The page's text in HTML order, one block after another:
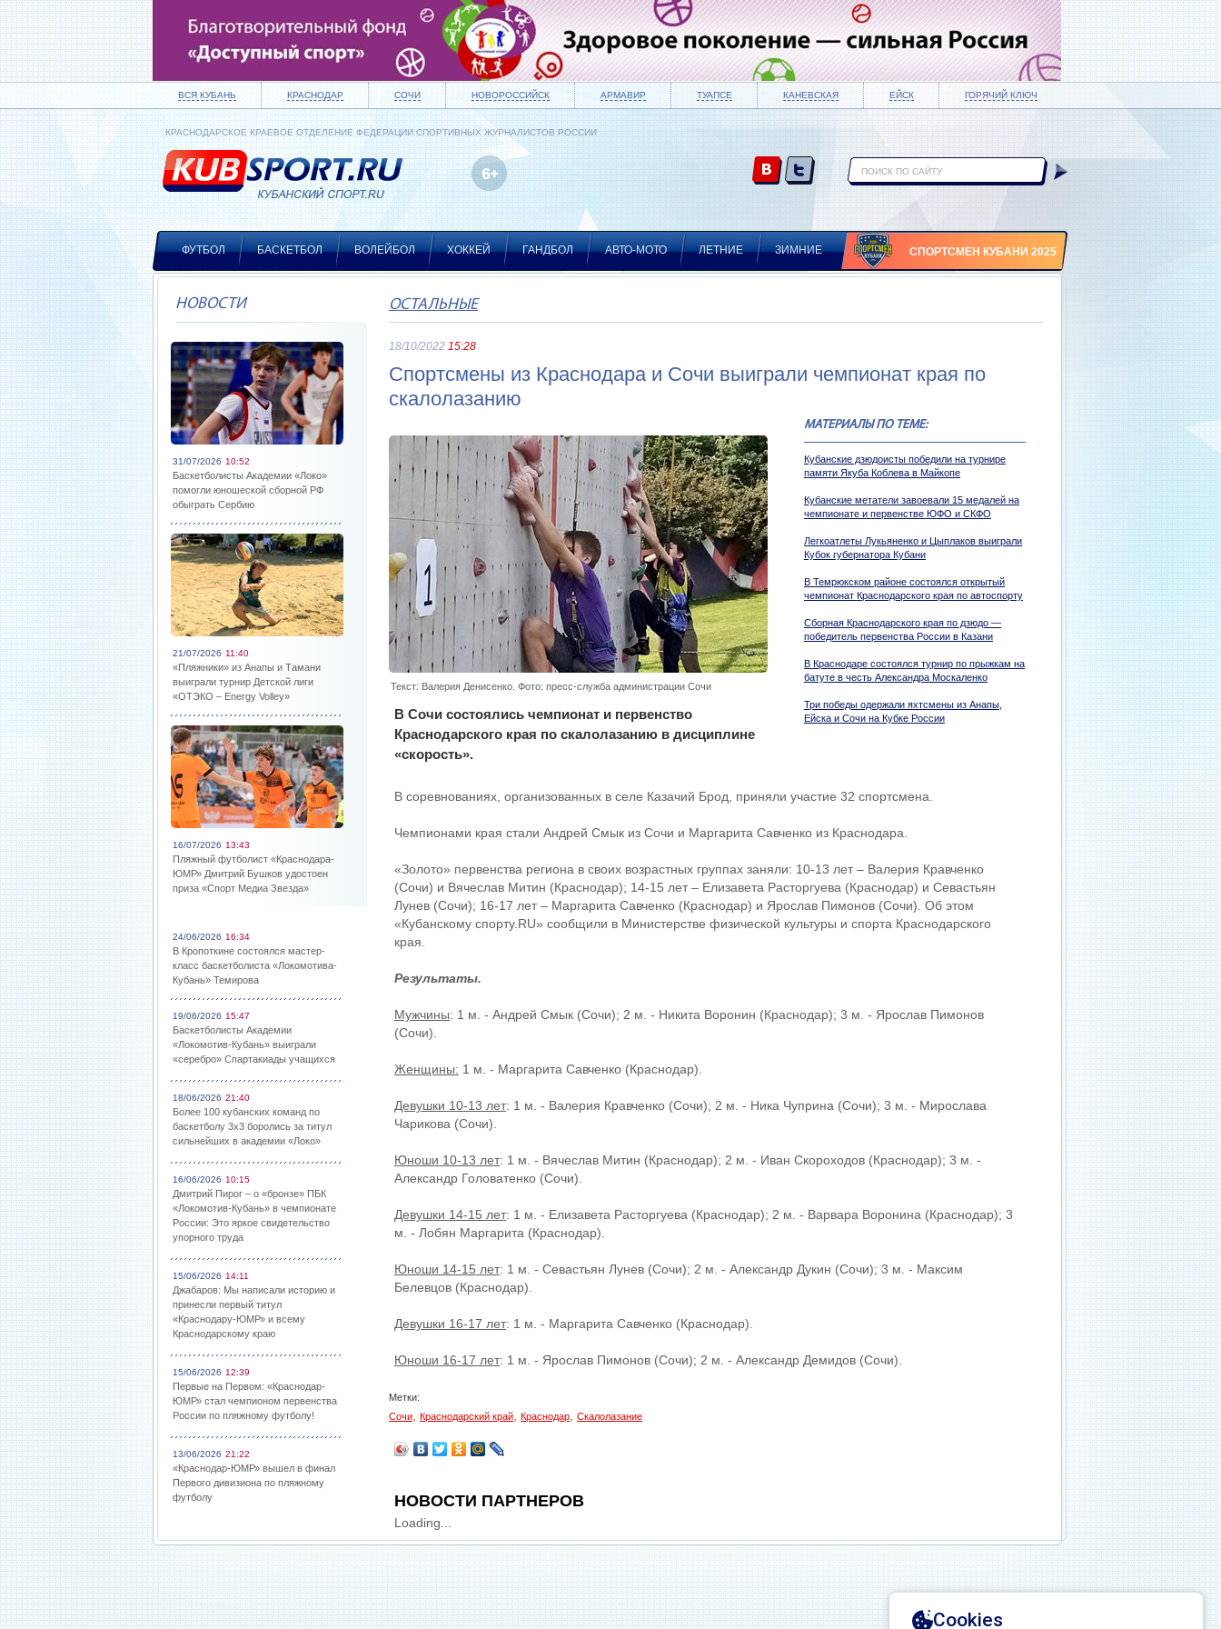
ВСЯ КУБАНЬ КРАСНОДАР СОЧИ НОВОРОССИЙСК АРМАВИР ТУАПСЕ КАНЕВСКАЯ ЕЙСК ГОРЯЧИЙ КЛЮЧ
КРАСНОДАРСКОЕ КРАЕВОЕ ОТДЕЛЕНИЕ ФЕДЕРАЦИИ СПОРТИВНЫХ ЖУРНАЛИСТОВ РОССИИ
ФУТБОЛ БАСКЕТБОЛ ВОЛЕЙБОЛ ХОККЕЙ ГАНДБОЛ АВТО-МОТО ЛЕТНИЕ ЗИМНИЕ СПОРТСМЕН КУБАНИ 2025
НОВОСТИ
31/07/2026 10:52
Баскетболисты Академии «Локо»
помогли юношеской сборной РФ
обыграть Сербию
21/07/2026 11:40
«Пляжники» из Анапы и Тамани
выиграли турнир Детской лиги
«ОТЭКО – Energy Volley»
16/07/2026 13:43
Пляжный футболист «Краснодара-
ЮМР» Дмитрий Бушков удостоен
приза «Спорт Медиа Звезда»
24/06/2026 16:34
В Кропоткине состоялся мастер-
класс баскетболиста «Локомотива-
Кубань» Темирова
19/06/2026 15:47
Баскетболисты Академии
«Локомотив-Кубань» выиграли
«серебро» Спартакиады учащихся
18/06/2026 21:40
Более 100 кубанских команд по
баскетболу 3х3 боролись за титул
сильнейших в академии «Локо»
16/06/2026 10:15
Дмитрий Пирог – о «бронзе» ПБК
«Локомотив-Кубань» в чемпионате
России: Это яркое свидетельство
упорного труда
15/06/2026 14:11
Джабаров: Мы написали историю и
принесли первый титул
«Краснодару-ЮМР» и всему
Краснодарскому краю
15/06/2026 12:39
Первые на Первом: «Краснодар-
ЮМР» стал чемпионом первенства
России по пляжному футболу!
13/06/2026 21:22
«Краснодар-ЮМР» вышел в финал
Первого дивизиона по пляжному
футболу
ОСТАЛЬНЫЕ
18/10/2022 15:28
Спортсмены из Краснодара и Сочи выиграли чемпионат края по
скалолазанию
МАТЕРИАЛЫ ПО ТЕМЕ:
Кубанские дзюдоисты победили на турнире
памяти Якуба Коблева в Майкопе
Кубанские метатели завоевали 15 медалей на
чемпионате и первенстве ЮФО и СКФО
Легкоатлеты Лукьяненко и Цыплаков выиграли
Кубок губернатора Кубани
В Темрюкском районе состоялся открытый
чемпионат Краснодарского края по автоспорту
Сборная Краснодарского края по дзюдо —
победитель первенства России в Казани
В Краснодаре состоялся турнир по прыжкам на
батуте в честь Александра Москаленко
Три победы одержали яхтсмены из Анапы,
Ейска и Сочи на Кубке России
Текст: Валерия Денисенко. Фото: пресс-служба администрации Сочи
В Сочи состоялись чемпионат и первенство
Краснодарского края по скалолазанию в дисциплине
«скорость».
В соревнованиях, организованных в селе Казачий Брод, приняли участие 32 спортсмена.
Чемпионами края стали Андрей Смык из Сочи и Маргарита Савченко из Краснодара.
«Золото» первенства региона в своих возрастных группах заняли: 10-13 лет – Валерия Кравченко
(Сочи) и Вячеслав Митин (Краснодар); 14-15 лет – Елизавета Расторгуева (Краснодар) и Севастьян
Лунев (Сочи); 16-17 лет – Маргарита Савченко (Краснодар) и Ярослав Пимонов (Сочи). Об этом
«Кубанскому спорту.RU» сообщили в Министерстве физической культуры и спорта Краснодарского
края.
Результаты.
Мужчины: 1 м. - Андрей Смык (Сочи); 2 м. - Никита Воронин (Краснодар); 3 м. - Ярослав Пимонов
(Сочи).
Женщины: 1 м. - Маргарита Савченко (Краснодар).
Девушки 10-13 лет: 1 м. - Валерия Кравченко (Сочи); 2 м. - Ника Чуприна (Сочи); 3 м. - Мирослава
Чарикова (Сочи).
Юноши 10-13 лет: 1 м. - Вячеслав Митин (Краснодар); 2 м. - Иван Скороходов (Краснодар); 3 м. -
Александр Головатенко (Сочи).
Девушки 14-15 лет: 1 м. - Елизавета Расторгуева (Краснодар); 2 м. - Варвара Воронина (Краснодар); 3
м. - Лобян Маргарита (Краснодар).
Юноши 14-15 лет: 1 м. - Севастьян Лунев (Сочи); 2 м. - Александр Дукин (Сочи); 3 м. - Максим
Белевцов (Краснодар).
Девушки 16-17 лет: 1 м. - Маргарита Савченко (Краснодар).
Юноши 16-17 лет: 1 м. - Ярослав Пимонов (Сочи); 2 м. - Александр Демидов (Сочи).
Метки:
Сочи
Краснодарский край Краснодар Скалолазание
НОВОСТИ ПАРТНЕРОВ
Loading...